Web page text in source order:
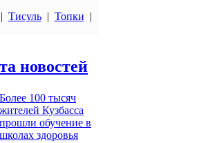
Тисуль| Топки |
новостей
Более 100 тысяч
жителей Кузбасса
прошли обучение в
школах здоровья